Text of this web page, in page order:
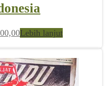
Harga
adalah:
Rp 60.000,00.
Lebih lanjut